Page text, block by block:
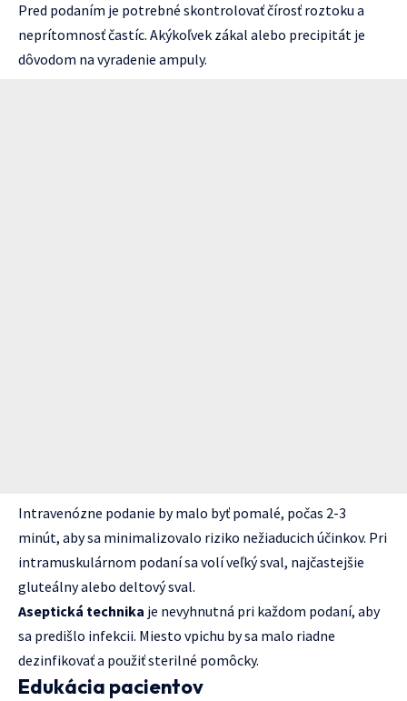
Pred podaním je potrebné skontrolovať čírosť roztoku a
neprítomnosť častíc. Akýkoľvek zákal alebo precipitát je
dôvodom na vyradenie ampuly.
Intravenózne podanie by malo byť pomalé, počas 2-3
minút, aby sa minimalizovalo riziko nežiaducich účinkov. Pri
intramuskulárnom podaní sa volí veľký sval, najčastejšie
gluteálny alebo deltový sval.
Aseptická technika je nevyhnutná pri každom podaní, aby
sa predišlo infekcii. Miesto vpichu by sa malo riadne
dezinfikovať a použiť sterilné pomôcky.
Edukácia pacientov